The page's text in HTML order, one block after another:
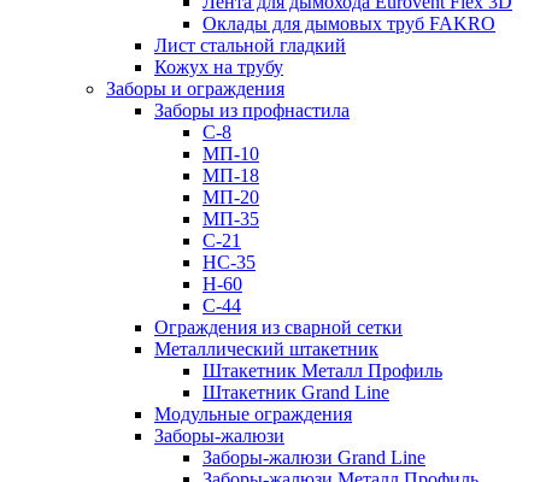
Оклады для дымовых труб FAKRO
Лист стальной гладкий
Кожух на трубу
Заборы и ограждения
Заборы из профнастила
С-8
МП-10
МП-18
МП-20
МП-35
С-21
НС-35
Н-60
С-44
Ограждения из сварной сетки
Металлический штакетник
Штакетник Металл Профиль
Штакетник Grand Line
Модульные ограждения
Заборы-жалюзи
Заборы-жалюзи Grand Line